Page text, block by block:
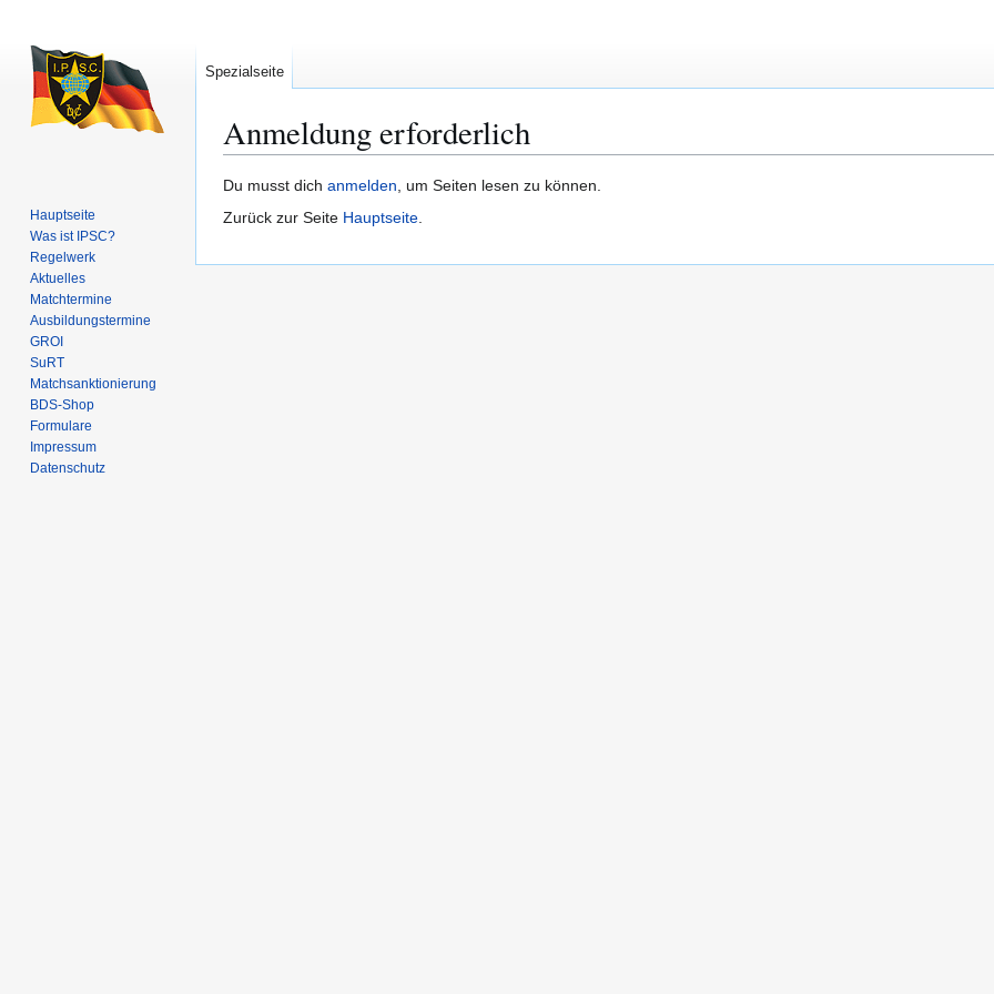
Anmeldung erforderlich
Zur
Navigation
Zur
Suche
Du musst dich anmelden, um Seiten lesen zu können.
Zurück zur Seite Hauptseite.
Spezialseite
Hauptseite
Was ist IPSC?
Regelwerk
Aktuelles
Matchtermine
Ausbildungs­termine
GROI
SuRT
Match­sanktionierung
BDS-Shop
Formulare
Impressum
Datenschutz